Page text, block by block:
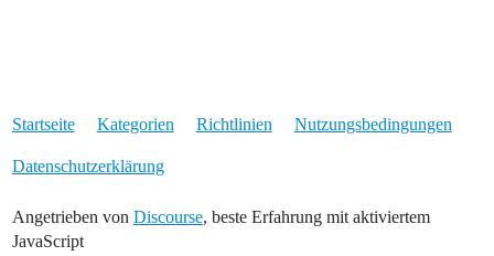
Startseite Kategorien Richtlinien Nutzungsbedingungen
Datenschutzerklärung
Angetrieben von Discourse, beste Erfahrung mit aktiviertem
JavaScript